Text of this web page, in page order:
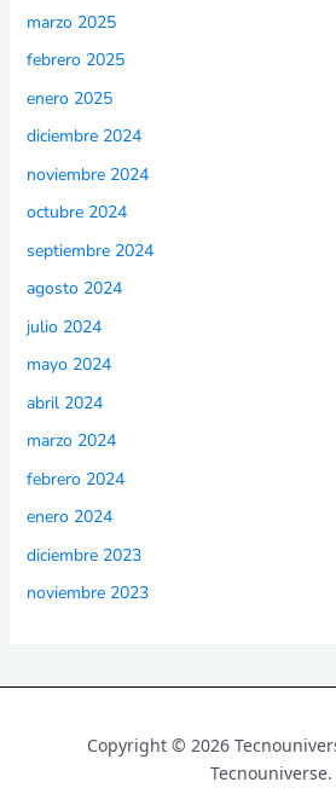
marzo 2025
febrero 2025
enero 2025
diciembre 2024
noviembre 2024
octubre 2024
septiembre 2024
agosto 2024
julio 2024
mayo 2024
abril 2024
marzo 2024
febrero 2024
enero 2024
diciembre 2023
noviembre 2023
Copyright © 2026
Tecnouniverse.